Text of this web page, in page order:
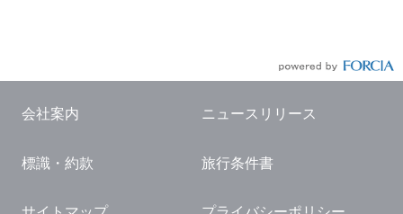
国内観光ガイド
旅行・観光情報
会社案内 ニュースリリース
標識・約款 旅行条件書